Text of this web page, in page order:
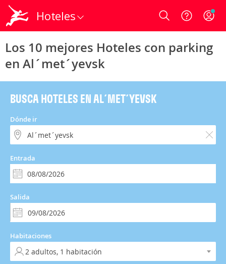
Hoteles Login
Los 10 mejores Hoteles con parking
en Al´met´yevsk
BUSCA HOTELES EN AL´MET´YEVSK
Dónde ir
Entrada
Salida
Habitaciones